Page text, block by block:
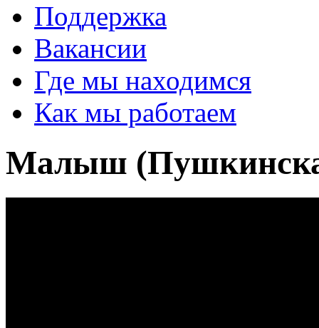
Поддержка
Вакансии
Где мы находимся
Как мы работаем
Малыш